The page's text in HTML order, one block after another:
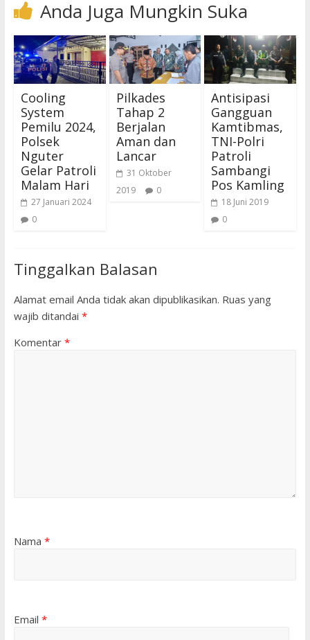
Anda Juga Mungkin Suka
Cooling
System
Pemilu 2024,
Polsek
Nguter
Gelar Patroli
Malam Hari
27 Januari 2024
0
Pilkades
Tahap 2
Berjalan
Aman dan
Lancar
31 Oktober
2019
0
Antisipasi
Gangguan
Kamtibmas,
TNI-Polri
Patroli
Sambangi
Pos Kamling
18 Juni 2019
0
Tinggalkan Balasan
Alamat email Anda tidak akan dipublikasikan. Ruas yang
wajib ditandai *
Komentar *
Nama *
Email *